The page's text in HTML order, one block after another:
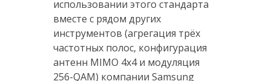
использовании этого стандарта
вместе с рядом других
инструментов (агрегация трёх
частотных полос, конфигурация
антенн MIMO 4х4 и модуляция
256-QAM) компании Samsung